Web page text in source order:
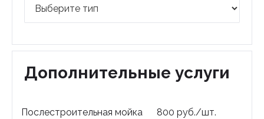
Дополнительные услуги
Послестроительная мойка
800 руб./шт.